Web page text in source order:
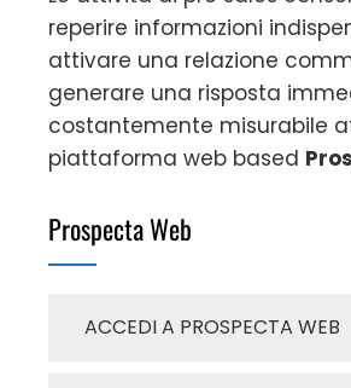
reperire informazioni
attivare una relazione
generare una risposta
costantemente misurabile
piattaforma web based
Prospecta Web
ACCEDI A PROSPECTA WEB